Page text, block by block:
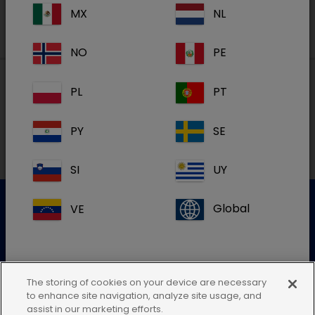
For mere information kontakt venligst vores kundeservice
Send en elektronisk forespørgsel
MX NL
NO PE
PL PT
PY SE
SI UY
VE Global
Hvis du ikke kan finde din landeadresse,
The storing of cookies on your device are necessary
to enhance site navigation, analyze site usage, and
assist in our marketing efforts.